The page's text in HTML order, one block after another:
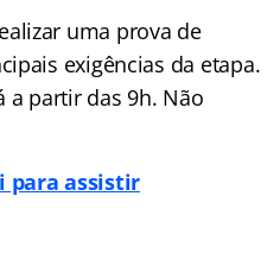
uma prova de
exigências da etapa.
a partir das 9h. Não
para assistir